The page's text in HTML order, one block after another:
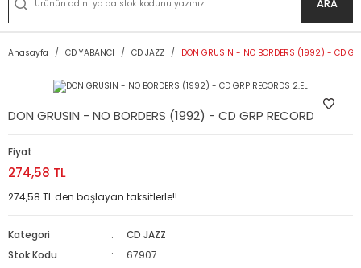
ARA
Anasayfa CD YABANCI CD JAZZ DON GRUSIN - NO BORDERS (1992) - CD
DON GRUSIN - NO BORDERS (1992) - CD GRP RECORDS 2.EL
Fiyat
274,58 TL
274,58 TL den başlayan taksitlerle!!
Kategori
CD JAZZ
Stok Kodu
67907